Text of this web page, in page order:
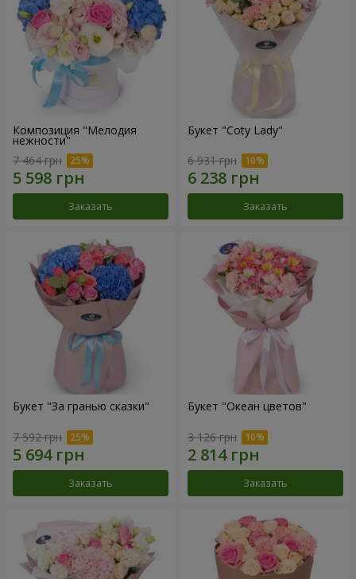
Композиция "Мелодия
нежности"
7 464 грн
Заказать
Букет "Coty Lady"
6 931 грн
Заказать
Букет "За гранью сказки"
7 592 грн
Заказать
Букет "Океан цветов"
3 126 грн
Заказать